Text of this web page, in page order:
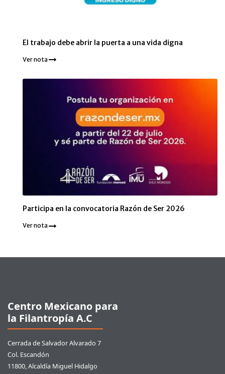
El trabajo debe abrir la puerta a una vida digna
Ver nota
Participa en la convocatoria Razón de Ser 2026
Ver nota
Centro Mexicano para
la Filantropía A.C
Cerrada de Salvador Alvarado 7
Col. Escandón
11800, Alcaldía Miguel Hidalgo